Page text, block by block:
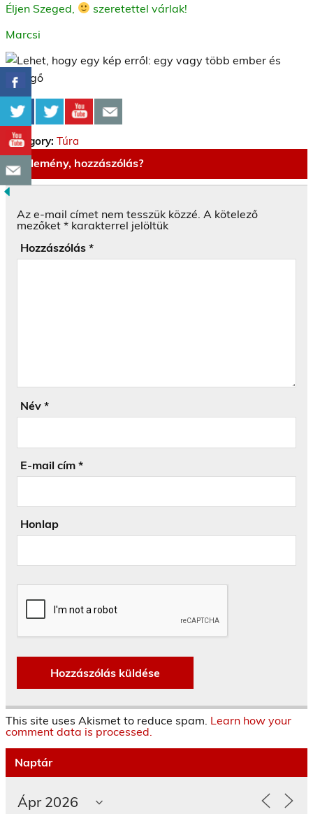
Éljen Szeged,
szeretettel várlak!
Marcsi
Category: Túra
Vélemény, hozzászólás?
Az e-mail címet nem tesszük közzé. A kötelező
mezőket * karakterrel jelöltük
Hozzászólás *
Név *
E-mail cím *
Honlap
This site uses Akismet to reduce spam. Learn how your
comment data is processed.
Naptár